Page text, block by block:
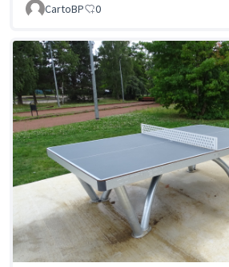
CartoBP 0